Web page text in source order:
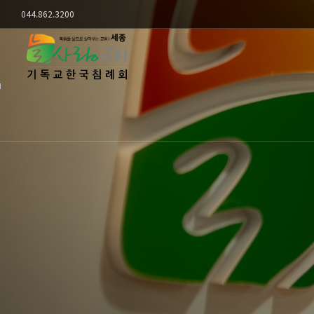
044.862.3200